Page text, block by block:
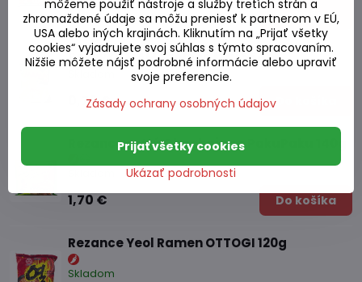
1,09 € Do košíka
Polievka MAMA zelené kari 55g
0,70 € Do košíka
Rezance ostré Chachajang PakuPaku 140g
1,70 € Do košíka
Rezance Yeol Ramen OTTOGI 120g
Skladom
môžeme použiť nástroje a služby tretích strán a
zhromaždené údaje sa môžu preniesť k partnerom v EÚ,
USA alebo iných krajinách. Kliknutím na „Prijať všetky
cookies“ vyjadrujete svoj súhlas s týmto spracovaním.
Nižšie môžete nájsť podrobné informácie alebo upraviť
svoje preferencie.
Zásady ochrany osobných údajov
Ukázať podrobnosti
Prijať všetky cookies